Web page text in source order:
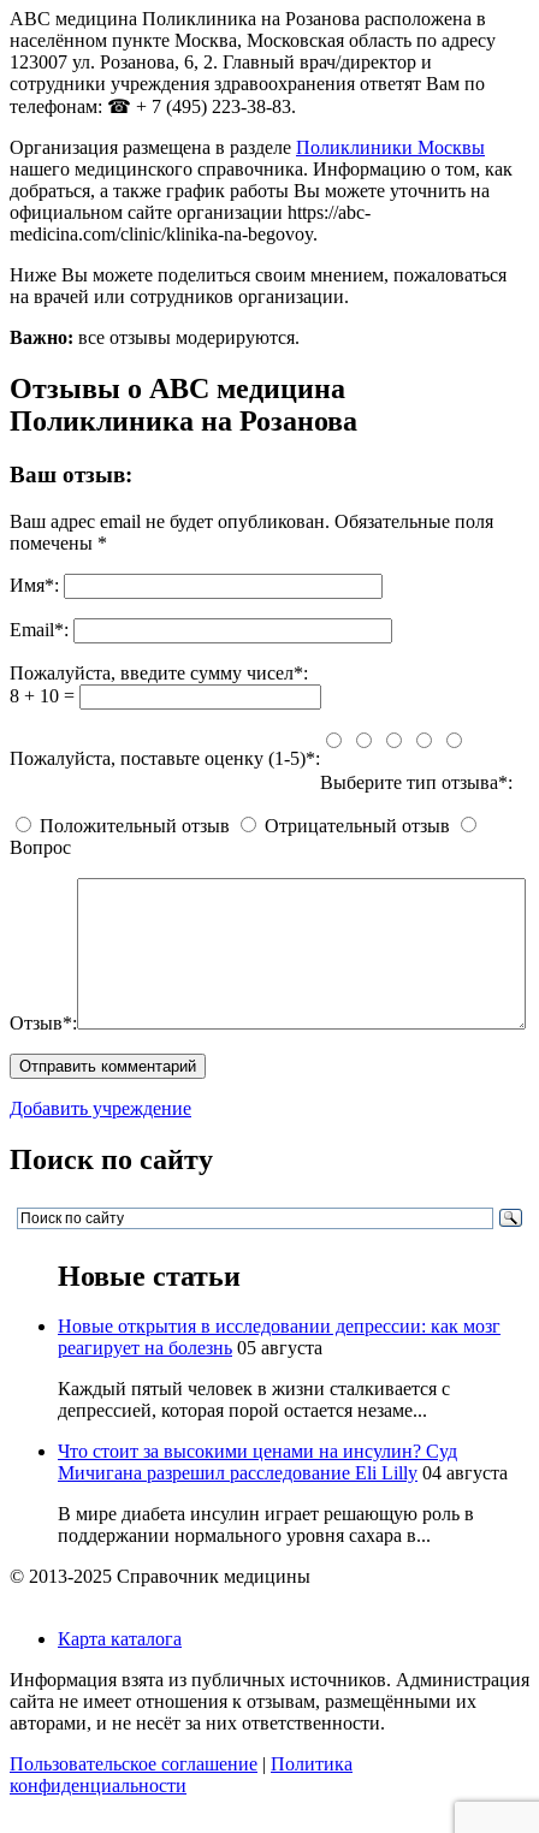
АВС медицина Поликлиника на Розанова расположена в
населённом пункте Москва, Московская область по адресу
123007 ул. Розанова, 6, 2. Главный врач/директор и
сотрудники учреждения здравоохранения ответят Вам по
телефонам: ☎ + 7 (495) 223-38-83.
Организация размещена в разделе Поликлиники Москвы
нашего медицинского справочника. Информацию о том, как
добраться, а также график работы Вы можете уточнить на
официальном сайте организации https://abc-
medicina.com/clinic/klinika-na-begovoy.
Ниже Вы можете поделиться своим мнением, пожаловаться
на врачей или сотрудников организации.
Важно: все отзывы модерируются.
Отзывы о АВС медицина
Поликлиника на Розанова
Ваш отзыв:
Ваш адрес email не будет опубликован. Обязательные поля
помечены *
Имя*:
Email*:
Пожалуйста, введите сумму чисел*:
8 + 10 =
Пожалуйста, поставьте оценку (1-5)*:
Выберите тип отзыва*:
Положительный отзыв
Отрицательный отзыв
Вопрос
Отзыв*:
Добавить учреждение
Поиск по сайту
Новые статьи
Новые открытия в исследовании депрессии: как мозг
реагирует на болезнь 05 августа
Каждый пятый человек в жизни сталкивается с
депрессией, которая порой остается незаме...
Что стоит за высокими ценами на инсулин? Суд
Мичигана разрешил расследование Eli Lilly 04 августа
В мире диабета инсулин играет решающую роль в
поддержании нормального уровня сахара в...
© 2013-2025 Справочник медицины
Карта каталога
Информация взята из публичных источников. Администрация
сайта не имеет отношения к отзывам, размещёнными их
авторами, и не несёт за них ответственности.
Пользовательское соглашение | Политика
конфиденциальности